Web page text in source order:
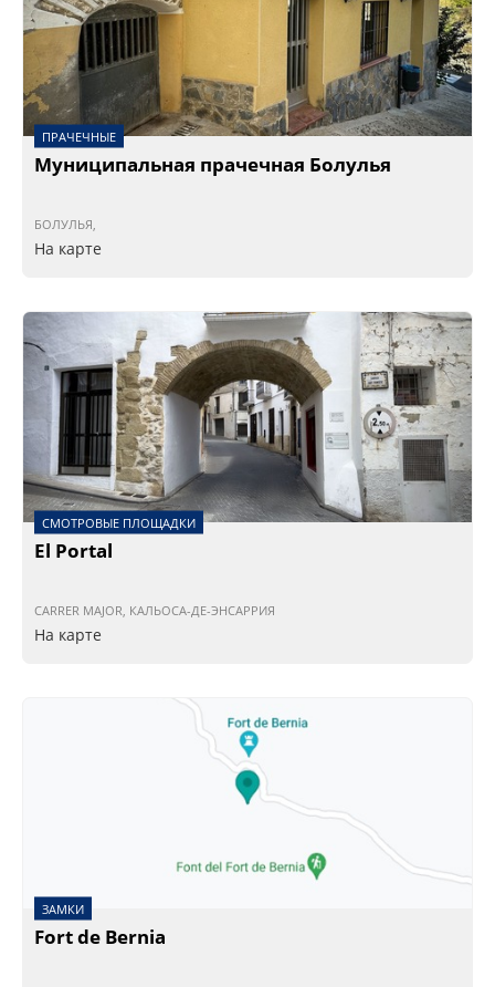
ПРАЧЕЧНЫЕ
Муниципальная прачечная Болулья
БОЛУЛЬЯ,
На карте
СМОТРОВЫЕ ПЛОЩАДКИ
El Portal
CARRER MAJOR, КАЛЬОСА-ДЕ-ЭНСАРРИЯ
На карте
ЗАМКИ
Fort de Bernia